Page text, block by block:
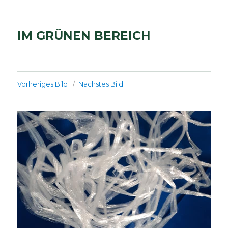
IM GRÜNEN BEREICH
Vorheriges Bild Nächstes Bild